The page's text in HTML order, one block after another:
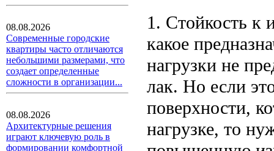
08.08.2026
Современные городские
квартиры часто отличаются
небольшими размерами, что
создает определенные
сложности в организации...
08.08.2026
Архитектурные решения
играют ключевую роль в
формировании комфортной
1. Стойкость к
какое
нагрузки не
лак. Но если
поверхности,
нагрузке, то